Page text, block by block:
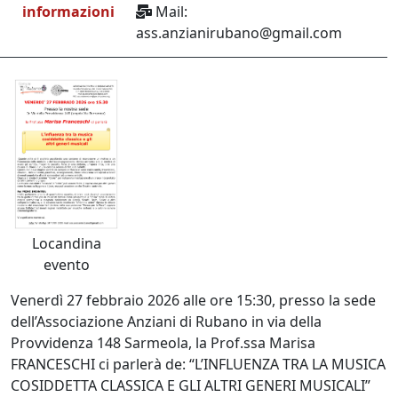
informazioni
Mail:
ass.anzianirubano@gmail.com
Locandina
evento
Venerdì 27 febbraio 2026 alle ore 15:30, presso la sede
dell’Associazione Anziani di Rubano in via della
Provvidenza 148 Sarmeola, la Prof.ssa Marisa
FRANCESCHI ci parlerà de: “L’INFLUENZA TRA LA MUSICA
COSIDDETTA CLASSICA E GLI ALTRI GENERI MUSICALI”